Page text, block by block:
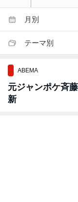
月別
テーマ別
ABEMA
元ジャンポケ斉
新